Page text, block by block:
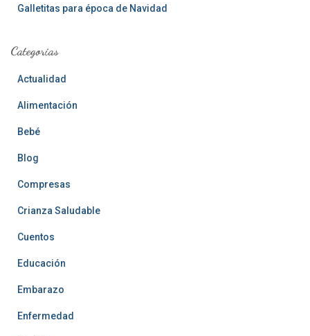
Galletitas para época de Navidad
Categorias
Actualidad
Alimentación
Bebé
Blog
Compresas
Crianza Saludable
Cuentos
Educación
Embarazo
Enfermedad